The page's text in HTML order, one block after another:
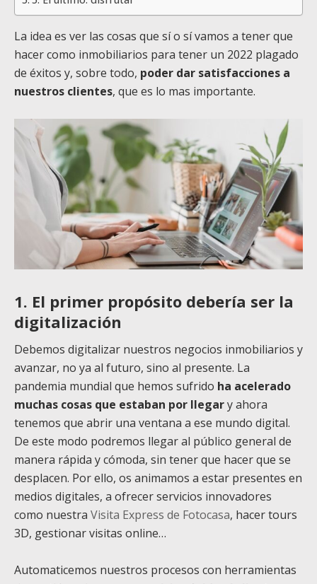
La idea es ver las cosas que sí o sí vamos a tener que
hacer como inmobiliarios para tener un 2022 plagado
de éxitos y, sobre todo, poder dar satisfacciones a
nuestros clientes, que es lo mas importante.
1. El primer propósito debería ser la
digitalización
Debemos digitalizar nuestros negocios inmobiliarios y
avanzar, no ya al futuro, sino al presente. La
pandemia mundial que hemos sufrido ha acelerado
muchas cosas que estaban por llegary ahora
tenemos que abrir una ventana a ese mundo digital.
De este modo podremos llegar al público general de
manera rápida y cómoda, sin tener que hacer que se
desplacen. Por ello, os animamos a estar presentes en
medios digitales, a ofrecer servicios innovadores
como nuestra Visita Express de Fotocasa, hacer tours
3D, gestionar visitas online…
Automaticemos nuestros procesos con herramientas